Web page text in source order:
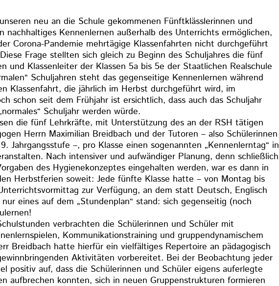
neu an die Schule gekommenen Fünftklässlerinnen und
nachhaltiges Kennenlernen außerhalb des Unterrichts ermöglichen,
Corona-Pandemie mehrtägige Klassenfahrten nicht durchgeführt
Frage stellten sich gleich zu Beginn des Schuljahres die fünf
und Klassenleiter der Klassen 5a bis 5e der Staatlichen Realschule
Schuljahren steht das gegenseitige Kennenlernen während
Klassenfahrt, die jährlich im Herbst durchgeführt wird, im
schon seit dem Frühjahr ist ersichtlich, dass auch das Schuljahr
Schuljahr werden würde.
die fünf Lehrkräfte, mit Unterstützung des an der RSH tätigen
Herrn Maximilian Breidbach und der Tutoren – also Schülerinnen
Jahrgangsstufe –, pro Klasse einen sogenannten „Kennenlerntag“ in
Nach intensiver und aufwändiger Planung, denn schließlich
des Hygienekonzeptes eingehalten werden, war es dann in
Herbstferien soweit: Jede fünfte Klasse hatte – von Montag bis
zur Verfügung, an dem statt Deutsch, Englisch
eines auf dem „Stundenplan“ stand: sich gegenseitig (noch
verbrachten die Schülerinnen und Schüler mit
Kommunikationstraining und gruppendynamischem
Breidbach hatte hierfür ein vielfältiges Repertoire an pädagogisch
Aktivitäten vorbereitet. Bei der Beobachtung jeder
positiv auf, dass die Schülerinnen und Schüler eigens auferlegte
aufbrechen konnten, sich in neuen Gruppenstrukturen formieren